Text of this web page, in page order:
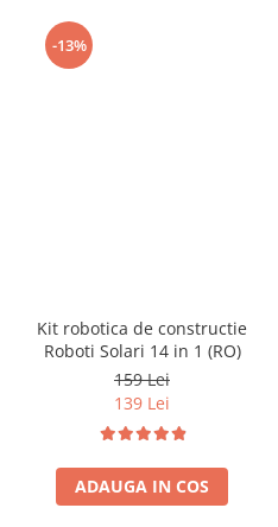
-13%
Kit robotica de constructie
Roboti Solari 14 in 1 (RO)
159 Lei
139 Lei
ADAUGA IN COS